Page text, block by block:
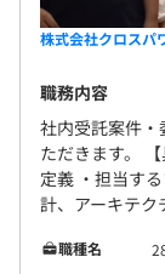
ご相談の上、
ル、グローバ
株式会社クロスパ
職務内容
社内受託案件
ただきます。
定義 ・担当す
計、アーキテク
職種名